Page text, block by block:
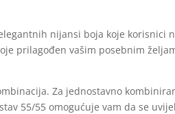
nijansi boja koje korisnici
prilagođen vašim posebnim
Za jednostavno
55/55 omogućuje vam da se